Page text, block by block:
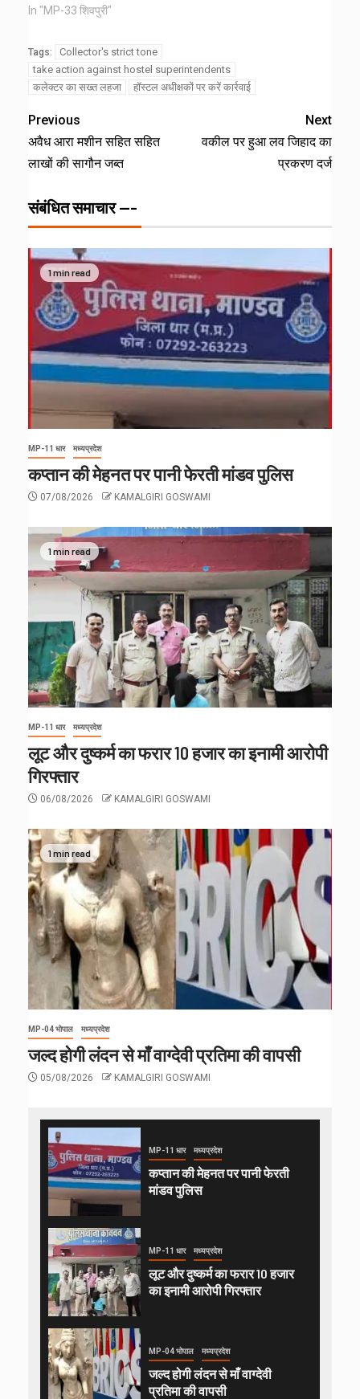
In "MP-33 शिवपुरी"
Tags:
Collector's strict tone
take action against hostel superintendents
कलेक्टर का सख्त लहजा
हॉस्टल अधीक्षकों पर करें कार्रवाई
Previous
अवैध आरा मशीन सहित सहित
लाखों की सागौन जब्त
Next
वकील पर हुआ लव जिहाद का
प्रकरण दर्ज
संबंधित समाचार ---
1 min read
MP-11 धार मध्यप्रदेश
कप्तान की मेहनत पर पानी फेरती मांडव पुलिस
07/08/2026 KAMALGIRI GOSWAMI
1 min read
MP-11 धार मध्यप्रदेश
लूट और दुष्कर्म का फरार 10 हजार का इनामी आरोपी
गिरफ्तार
06/08/2026 KAMALGIRI GOSWAMI
1 min read
MP-04 भोपाल मध्यप्रदेश
जल्द होगी लंदन से माँ वाग्देवी प्रतिमा की वापसी
05/08/2026 KAMALGIRI GOSWAMI
MP-11 धार मध्यप्रदेश
कप्तान की मेहनत पर पानी फेरती
मांडव पुलिस
MP-11 धार मध्यप्रदेश
लूट और दुष्कर्म का फरार 10 हजार
का इनामी आरोपी गिरफ्तार
MP-04 भोपाल मध्यप्रदेश
जल्द होगी लंदन से माँ वाग्देवी
प्रतिमा की वापसी